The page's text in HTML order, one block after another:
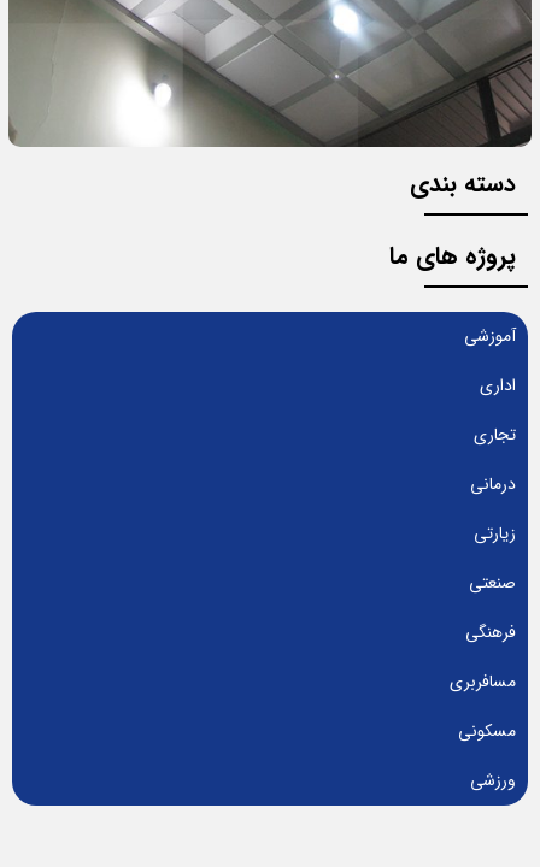
دسته بندی
پروژه های ما
آموزشی
اداری
تجاری
درمانی
زیارتی
صنعتی
فرهنگی
مسافربری
مسکونی
ورزشی